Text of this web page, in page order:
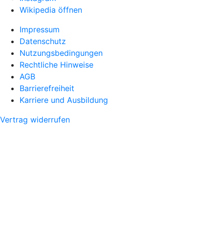
Wikipedia öffnen
Impressum
Datenschutz
Nutzungsbedingungen
Rechtliche Hinweise
AGB
Barrierefreiheit
Karriere und Ausbildung
Vertrag widerrufen